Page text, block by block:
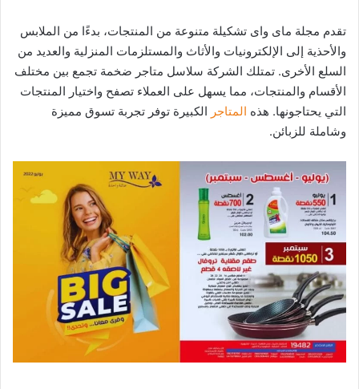
تقدم مجلة ماى واى تشكيلة متنوعة من المنتجات، بدءًا من الملابس
والأحذية إلى الإلكترونيات والأثاث والمستلزمات المنزلية والعديد من
السلع الأخرى. تمتلك الشركة سلاسل متاجر ضخمة تجمع بين مختلف
الأقسام والمنتجات، مما يسهل على العملاء تصفح واختيار المنتجات
التي يحتاجونها. هذه المتاجر الكبيرة توفر تجربة تسوق مميزة
وشاملة للزبائن.